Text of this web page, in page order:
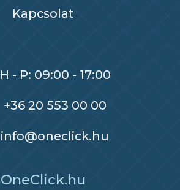
Kapcsolat
H - P: 09:00 - 17:00
+36 20 553 00 00
info@oneclick.hu
OneClick.hu